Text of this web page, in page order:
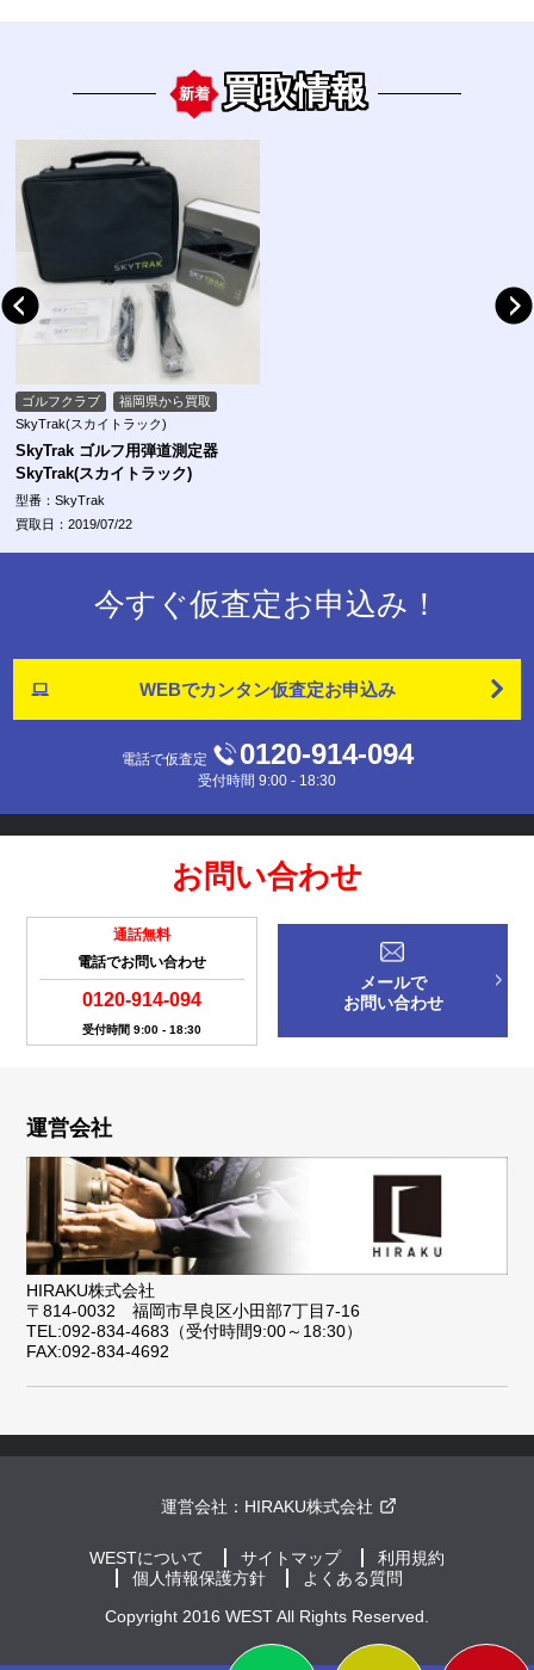
新着 買取情報
ゴルフクラブ
福岡県から買取
SkyTrak(スカイトラック)
SkyTrak ゴルフ用弾道測定器
SkyTrak(スカイトラック)
型番：SkyTrak
買取日：2019/07/22
今すぐ仮査定お申込み！
WEBでカンタン仮査定お申込み
電話で仮査定 0120-914-094
受付時間 9:00 - 18:30
お問い合わせ
通話無料
電話でお問い合わせ
0120-914-094
受付時間 9:00 - 18:30
メールで
お問い合わせ
運営会社
HIRAKU株式会社
〒814-0032 福岡市早良区小田部7丁目7-16
TEL:092-834-4683（受付時間9:00～18:30）
FAX:092-834-4692
運営会社： HIRAKU株式会社
WESTについて サイトマップ
利用規約
個人情報保護方針
よくある質問
Copyright 2016 WEST All Rights Reserved.